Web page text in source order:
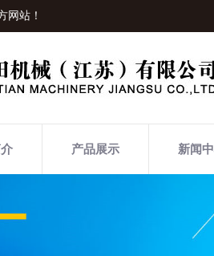
网站！
产品展示 新闻